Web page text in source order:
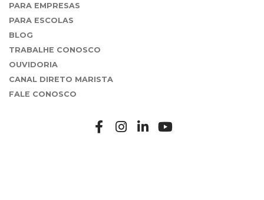
PARA EMPRESAS
PARA ESCOLAS
BLOG
TRABALHE CONOSCO
OUVIDORIA
CANAL DIRETO MARISTA
FALE CONOSCO